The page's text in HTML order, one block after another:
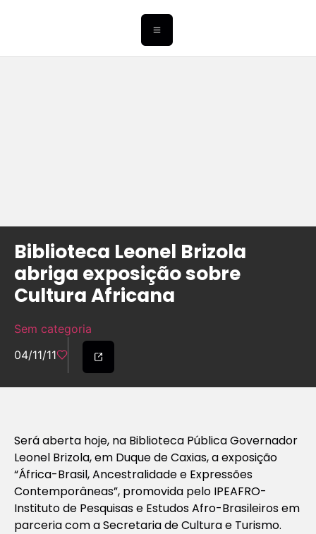
Biblioteca Leonel Brizola
abriga exposição sobre
Cultura Africana
Sem categoria
04/11/11
Será aberta hoje, na Biblioteca Pública Governador
Leonel Brizola, em Duque de Caxias, a exposição
“África-Brasil, Ancestralidade e Expressões
Contemporâneas”, promovida pelo IPEAFRO-
Instituto de Pesquisas e Estudos Afro-Brasileiros em
parceria com a Secretaria de Cultura e Turismo.